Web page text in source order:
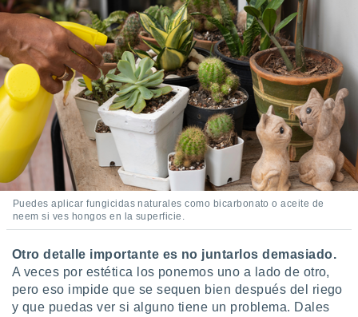
Puedes aplicar fungicidas naturales como bicarbonato o aceite de
neem si ves hongos en la superficie.
Otro detalle importante es no juntarlos demasiado.
A veces por estética los ponemos uno a lado de otro,
pero eso impide que se sequen bien después del riego
y que puedas ver si alguno tiene un problema. Dales